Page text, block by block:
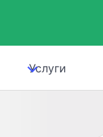
Услуги